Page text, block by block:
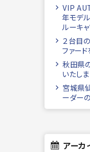
VIP
年モデ
ルーキ
２台目
ファー
秋田県
いたしま
宮城県
ーダー
アーカ